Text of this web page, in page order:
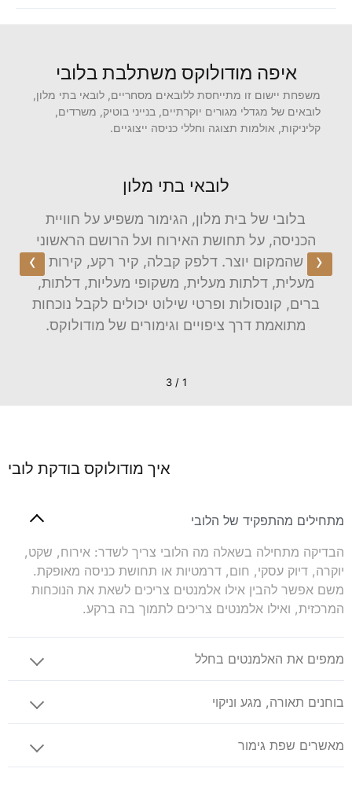
איפה מודולוקס משתלבת בלובי
משפחת יישום זו מתייחסת ללובאים מסחריים, לובאי בתי מלון,
לובאים של מגדלי מגורים יוקרתיים, בנייני בוטיק, משרדים,
קליניקות, אולמות תצוגה וחללי כניסה ייצוגיים.
‹
לובאי בתי מלון
בלובי של בית מלון, הגימור משפיע על חוויית
הכניסה, על תחושת האירוח ועל הרושם הראשוני
שהמקום יוצר. דלפק קבלה, קיר רקע, קירות
מעלית, דלתות מעלית, משקופי מעליות, דלתות,
ברים, קונסולות ופרטי שילוט יכולים לקבל נוכחות
מתואמת דרך ציפויים וגימורים של מודולוקס.
›
1 / 3
איך מודולוקס בודקת לובי
מתחילים מהתפקיד של הלובי
הבדיקה מתחילה בשאלה מה הלובי צריך לשדר: אירוח, שקט,
יוקרה, דיוק עסקי, חום, דרמטיות או תחושת כניסה מאופקת.
משם אפשר להבין אילו אלמנטים צריכים לשאת את הנוכחות
המרכזית, ואילו אלמנטים צריכים לתמוך בה ברקע.
ממפים את האלמנטים בחלל
בוחנים תאורה, מגע וניקוי
מאשרים שפת גימור